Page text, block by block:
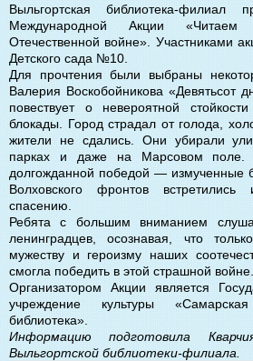
Выльгортская библиотека-филиал
Международной Акции
Отечественной войне». Участниками
Детского сада №10.
Для прочтения были выбраны
Валерия Воскобойникова «Девятьсот
повествует о невероятной
блокады. Город страдал от голода,
жители не сдались. Они убирали
парках и даже на Марсовом поле.
долгожданной победой — измученные
Волховского фронтов
спасению.
Ребята с большим вниманием
ленинградцев, осознавая, что
мужеству и героизму наших
смогла победить в этой страшной войне.
Организатором Акции является
учреждение культуры
библиотека».
Информацию подготовила
Выльгортской библиотеки-филиала.